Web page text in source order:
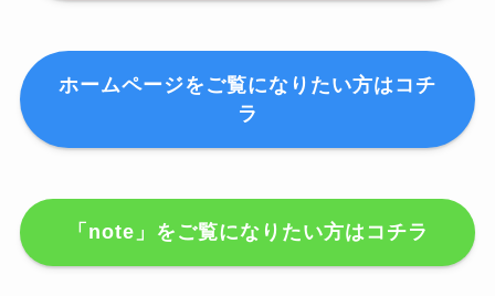
ホームページをご覧になりたい方はコチ
ラ
「note」をご覧になりたい方はコチラ